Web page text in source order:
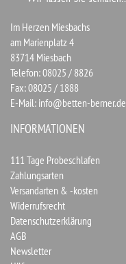
Im Herzen Miesbachs
am Marienplatz 4
83714 Miesbach
Telefon: 08025 / 8826
Fax: 08025 / 1888
E-Mail: info@betten-berner.de
INFORMATIONEN
111 Tage Probeschlafen
Zahlungsarten
Versandarten & -kosten
Widerrufsrecht
Datenschutzerklärung
AGB
Newsletter